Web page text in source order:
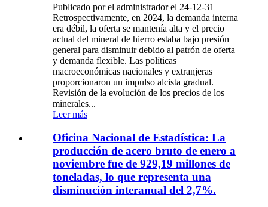
Publicado por el administrador el 24-12-31
Retrospectivamente, en 2024, la demanda interna
era débil, la oferta se mantenía alta y el precio
actual del mineral de hierro estaba bajo presión
general para disminuir debido al patrón de oferta
y demanda flexible. Las políticas
macroeconómicas nacionales y extranjeras
proporcionaron un impulso alcista gradual.
Revisión de la evolución de los precios de los
minerales...
Leer más
Oficina Nacional de Estadística: La
producción de acero bruto de enero a
noviembre fue de 929,19 millones de
toneladas, lo que representa una
disminución interanual del 2,7%.